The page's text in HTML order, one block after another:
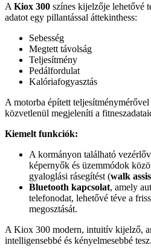
A Kiox 300 színes kijelzője lehetővé
adatot egy pillantással áttekinthess:
Sebesség
Megtett távolság
Teljesítmény
Pedálfordulat
Kalóriafogyasztás
A motorba épített
közvetlenül megjeleníti a
Kiemelt funkciók:
A kormányon található
képernyők és üzemmódok
gyaloglási rásegítést (walk
Bluetooth kapcsolat, amely
telefonodat, lehetővé téve a
megosztását.
A Kiox 300 modern, intuitív kijelző,
intelligensebbé és kényelmesebbé tesz.